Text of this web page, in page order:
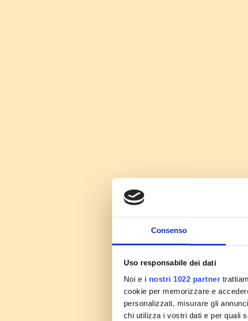
Consenso
Uso responsabile dei dati
Noi e i nostri 1022 partner
cookie per memorizzare e
personalizzati, misurare gli
chi utilizza i vostri dati e per quali